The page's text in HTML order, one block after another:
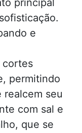
principal
e
cortes
permitindo
seu
com sal e
que se